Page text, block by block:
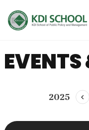
체
뉴
2025
이
년